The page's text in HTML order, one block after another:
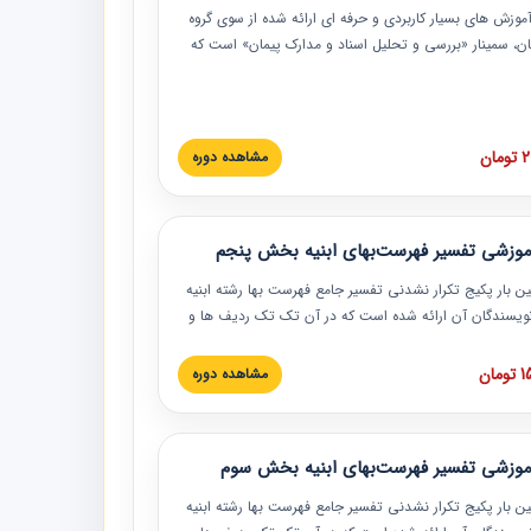
های بسیار کاربردی و حرفه‏ ای ارائه شده از سوی گروه
سمینار «بررسی و تحلیل اسناد و مدارک پیمان» است که
این خصوص ارائه شده است.
مشاهده دوره
تفسیر فهرست‌بهای ابنیه بخش پنجم
بار پکیج تکرار نشدنی تفسیر جامع فهرست بها رشته ابنیه
نویسندگان آن ارائه شده است که در آن تک تک ردیف ها و
و به همراه تصاویر عملیات اجرایی مرتبط با ردیف های
بها ارائه شده است. این دوره با کلام مهندس
مدیر پروژه مهندسی مشاور در امر بازنگری فهرست
حال فعالیت هستند حتما توصیه می کنیم از مطالب این
نمایند.
مشاهده دوره
تفسیر فهرست‌بهای ابنیه بخش سوم
بار پکیج تکرار نشدنی تفسیر جامع فهرست بها رشته ابنیه